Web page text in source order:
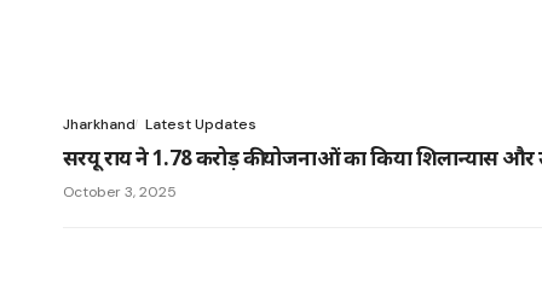
Jharkhand Latest Updates
सरयू राय ने 1.78 करोड़ की योजनाओं का किया शिलान्यास और
October 3, 2025